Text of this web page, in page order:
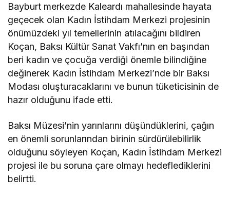
Bayburt merkezde Kaleardı mahallesinde hayata
geçecek olan Kadın İstihdam Merkezi projesinin
önümüzdeki yıl temellerinin atılacağını bildiren
Koçan, Baksı Kültür Sanat Vakfı’nın en başından
beri kadın ve çocuğa verdiği önemle bilindiğine
değinerek Kadın İstihdam Merkezi’nde bir Baksı
Modası oluşturacaklarını ve bunun tüketicisinin de
hazır olduğunu ifade etti.
Baksı Müzesi’nin yarınlarını düşündüklerini, çağın
en önemli sorunlarından birinin sürdürülebilirlik
olduğunu söyleyen Koçan, Kadın İstihdam Merkezi
projesi ile bu soruna çare olmayı hedeflediklerini
belirtti.